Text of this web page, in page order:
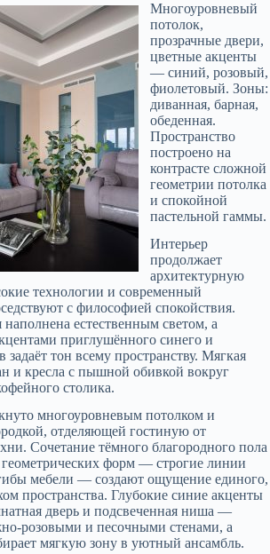
Многоуровневый
потолок,
прозрачные двери,
цветные акценты
— синий, розовый,
фиолетовый. Зоны:
диванная, барная,
обеденная.
Пространство
построено на
контрасте сложной
геометрии потолка
и спокойной
пастельной гаммы.
Интерьер
продолжает
архитектурную
технологии и современный
с философией спокойствия.
наполнена естественным светом, а
приглушённого синего и
задаёт тон всему пространству. Мягкая
и кресла с пышной обивкой вокруг
столика.
многоуровневым потолком и
отделяющей гостиную от
Сочетание тёмного благородного пола
геометрических форм — строгие линии
мебели — создают ощущение единого,
пространства. Глубокие синие акценты
дверь и подсвеченная ниша —
розовыми и песочными стенами, а
мягкую зону в уютный ансамбль.